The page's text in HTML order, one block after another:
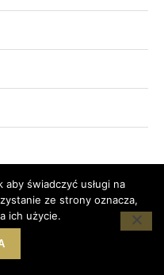
świadczyć usługi na
ze strony oznacza,
ich użycie.